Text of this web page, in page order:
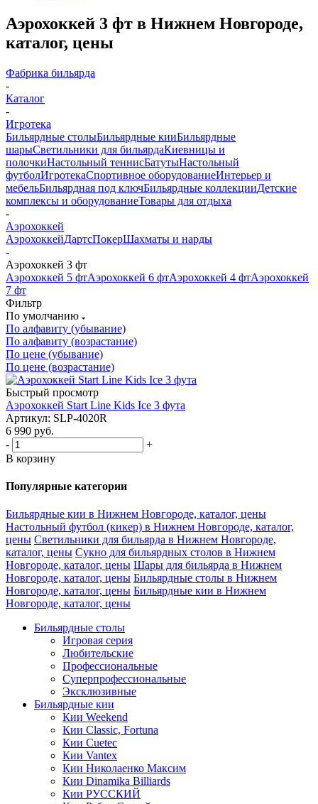
Аэрохоккей 3 фт в Нижнем Новгороде,
каталог, цены
Фабрика бильярда
-
Каталог
-
Игротека
Бильярдные столыБильярдные кииБильярдные
шарыСветильники для бильярдаКиевницы и
полочкиНастольный теннисБатутыНастольный
футболИгротекаСпортивное оборудованиеИнтерьер и
мебельБильярдная под ключБильярдные коллекцииДетские
комплексы и оборудованиеТовары для отдыха
-
Аэрохоккей
АэрохоккейДартсПокерШахматы и нарды
-
Аэрохоккей 3 фт
Аэрохоккей 5 фтАэрохоккей 6 фтАэрохоккей 4 фтАэрохоккей
7 фт
Фильтр
По умолчанию
По алфавиту (убывание)
По алфавиту (возрастание)
По цене (убывание)
По цене (возрастание)
Быстрый просмотр
Аэрохоккей Start Line Kids Ice 3 фута
Артикул: SLP-4020R
6 990 руб.
-
+
В корзину
Популярные категории
Бильярдные кии в Нижнем Новгороде, каталог, цены
Настольный футбол (кикер) в Нижнем Новгороде, каталог,
цены Светильники для бильярда в Нижнем Новгороде,
каталог, цены Сукно для бильярдных столов в Нижнем
Новгороде, каталог, цены Шары для бильярда в Нижнем
Новгороде, каталог, цены Бильярдные столы в Нижнем
Новгороде, каталог, цены Бильярдные кии в Нижнем
Новгороде, каталог, цены
Бильярдные столы
Игровая серия
Любительские
Профессиональные
Суперпрофессиональные
Эксклюзивные
Бильярдные кии
Кии Weekend
Кии Classic, Fortuna
Кии Cuetec
Кии Vantex
Кии Николаенко Максим
Кии Dinamika Billiards
Кии РУССКИЙ